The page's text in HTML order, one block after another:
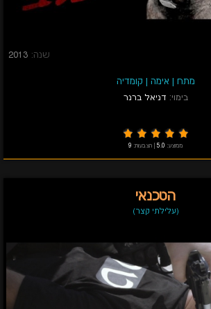
שנה: 2013
מתח | אימה | קומדיה
בימוי: דניאל ברנר
ממוצע: 5.0 הצבעות: 9
הטכנאי
(עלילתי קצר)